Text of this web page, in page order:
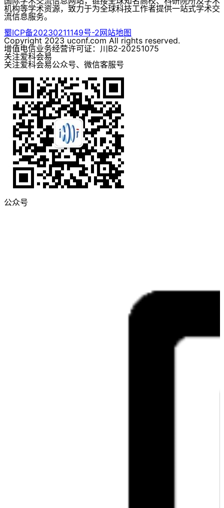
机构等学术资源，致力于为全球科技工作者提供一站式学术交
流信息服务。
蜀ICP备20230211149号-2网站地图
Copyright 2023 uconf.com All rights reserved.
增值电信业务经营许可证：川B2-20251075
关注爱科会易
关注爱科会易公众号、微信客服号
公众号